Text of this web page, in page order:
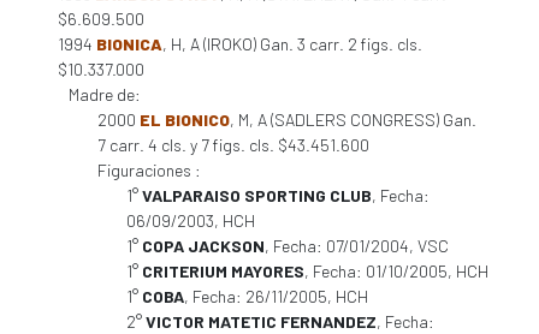
$6.609.500
1994 BIONICA, H, A (IROKO) Gan. 3 carr. 2 figs. cls.
$10.337.000
Madre de:
2000 EL BIONICO, M, A (SADLERS CONGRESS) Gan.
7 carr. 4 cls. y 7 figs. cls. $43.451.600
Figuraciones :
1°VALPARAISO SPORTING CLUB, Fecha:
06/09/2003, HCH
1° COPA JACKSON, Fecha: 07/01/2004, VSC
1° CRITERIUM MAYORES, Fecha: 01/10/2005, HCH
1° COBA, Fecha: 26/11/2005, HCH
2°VICTOR MATETIC FERNANDEZ, Fecha: